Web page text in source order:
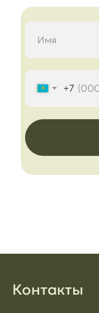
+7
Контакты